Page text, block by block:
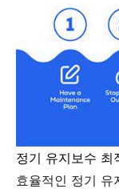
정기 유지보수 최
효율적인 정기